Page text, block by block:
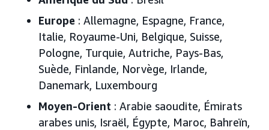
Europe : Allemagne, Espagne, France,
Italie, Royaume-Uni, Belgique, Suisse,
Pologne, Turquie, Autriche, Pays-Bas,
Suède, Finlande, Norvège, Irlande,
Danemark, Luxembourg
Moyen-Orient : Arabie saoudite, Émirats
arabes unis, Israël, Égypte, Maroc, Bahreïn,